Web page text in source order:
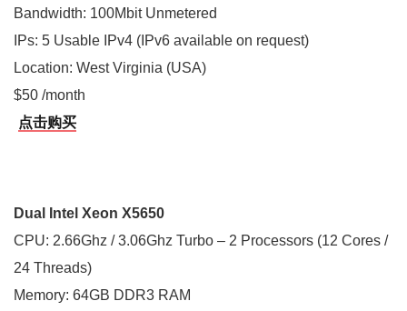
Bandwidth: 100Mbit Unmetered
IPs: 5 Usable IPv4 (IPv6 available on request)
Location: West Virginia (USA)
$50 /month
点击购买
Dual Intel Xeon X5650
CPU: 2.66Ghz / 3.06Ghz Turbo – 2 Processors (12 Cores /
24 Threads)
Memory: 64GB DDR3 RAM